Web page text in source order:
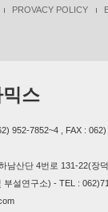
PROVACY POLICY
스
952-7852~4 , FAX : 062)
남산단 4번로 131-22(장
설연구소) - TEL :